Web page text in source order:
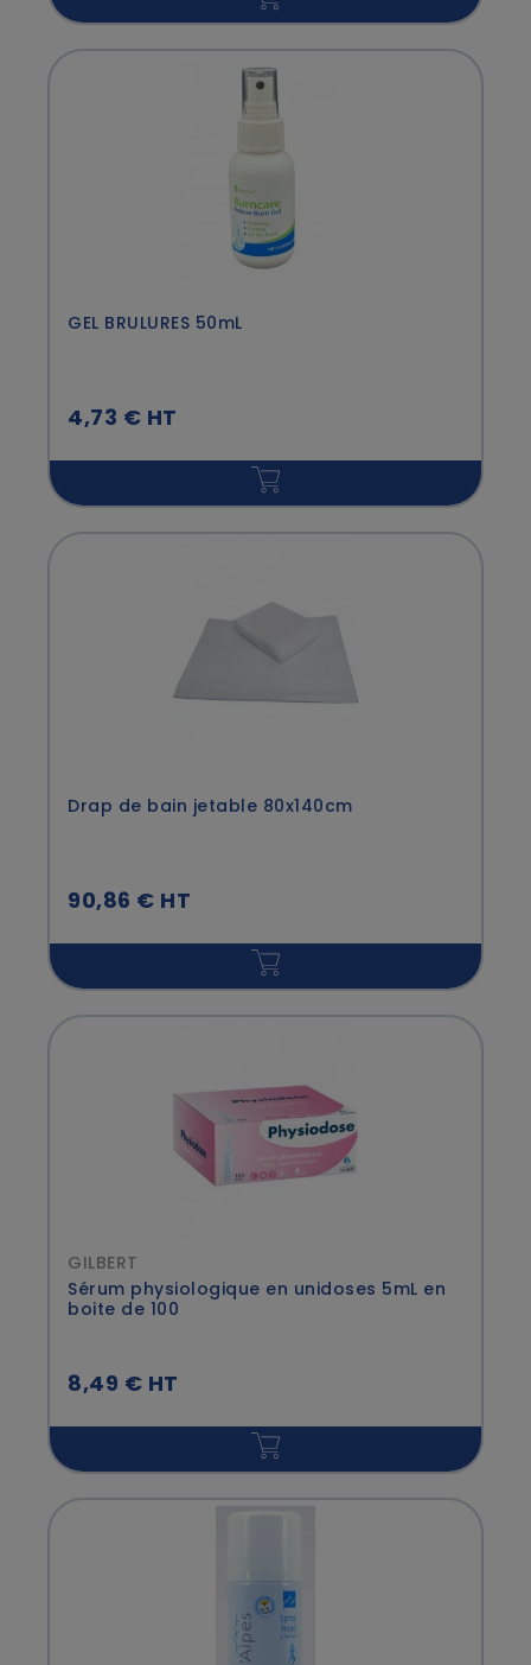
GEL BRULURES 50mL
4,73 € HT
Drap de bain jetable 80x140cm
90,86 € HT
GILBERT
Sérum physiologique en unidoses 5mL en
boite de 100
8,49 € HT